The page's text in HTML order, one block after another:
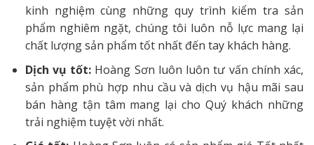
vụ tốt, giá tốt
Công ty TNHH TMDV Công Nghệ Hoàng Sơn kinh
2012 với nguồn hàng nhập khẩu chính hãng từ Mỹ,
đa dạng mẫu mã, giá luôn luôn tốt so với thị trường.
Chất lượng tốt:Với đội ngũ kỹ thuật hơn 10 năm